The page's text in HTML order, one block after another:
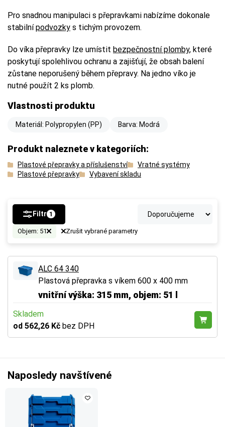
Pro snadnou manipulaci s přepravkami nabízíme dokonale
stabilnípodvozky s tichým provozem.
Do víka přepravky lze umístit bezpečnostní plomby, které
poskytují spolehlivou ochranu a zajišťují, že obsah balení
zůstane neporušený během přepravy. Na jedno víko je
nutné použít 2 ks plomb.
Vlastnosti produktu
Materiál: Polypropylen (PP) Barva: Modrá
Produkt naleznete v kategoriích:
Plastové přepravky a příslušenství
Vratné systémy
Plastové přepravky
Vybavení skladu
Filtr 1
Objem: 51 Zrušit vybrané parametry
ALC 64 340
Plastová přepravka s víkem 600 x 400 mm
vnitřní výška: 315 mm, objem: 51 l
Skladem
od 562,26 Kč bez DPH
Naposledy navštívené